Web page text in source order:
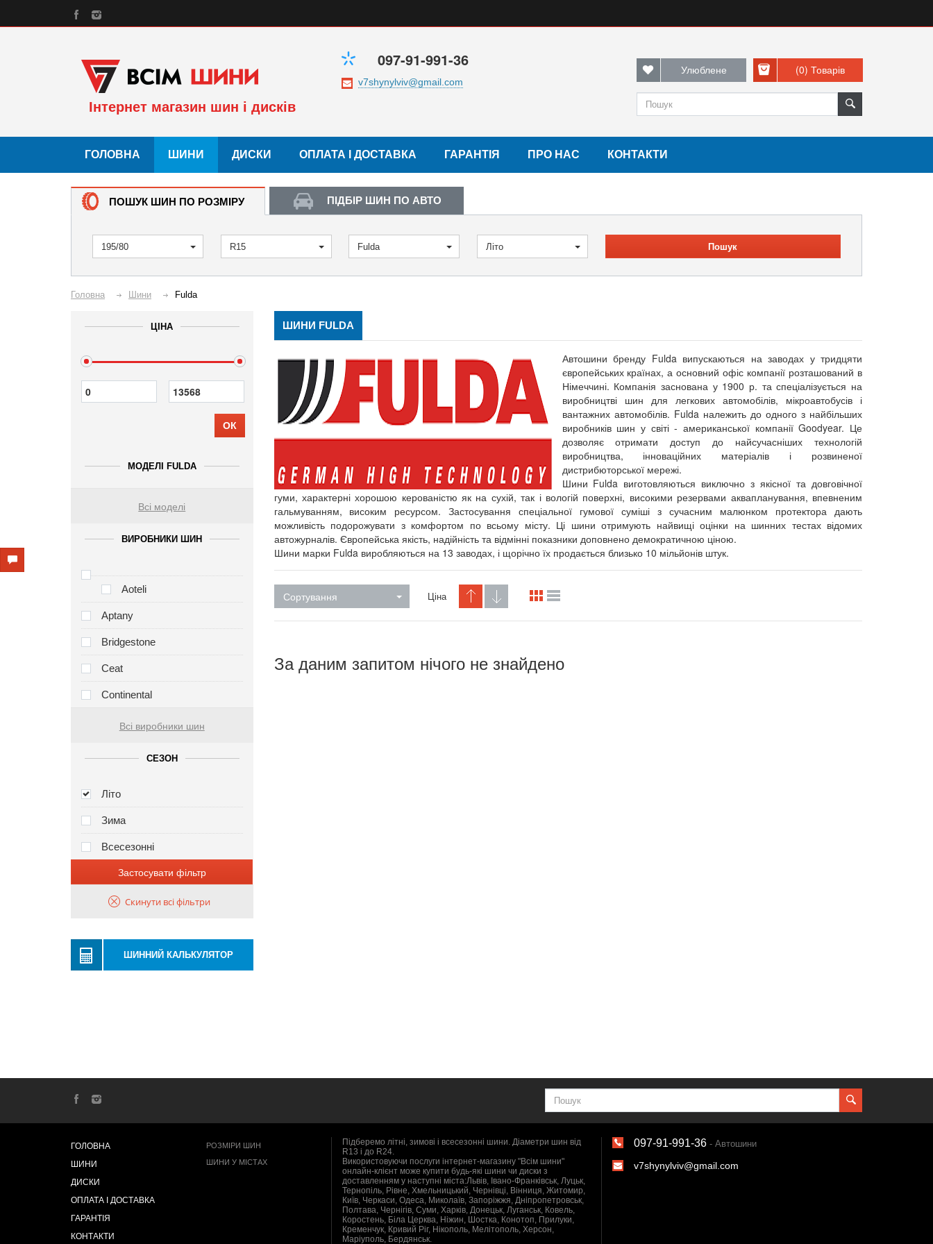
Інтернет магазин шин і дисків
097-91-991-36 Улюблене (0) Товарів
ГОЛОВНА ШИНИ ДИСКИ ОПЛАТА І ДОСТАВКА ГАРАНТІЯ ПРО НАС КОНТАКТИ
ПОШУК ШИН ПО РОЗМІРУ ПІДБІР ШИН ПО АВТО
195/80 R15 Fulda Літо Пошук
Головна Шини Fulda
ЦІНА
ОК
МОДЕЛІ FULDA
Всі моделі
ВИРОБНИКИ ШИН
Aoteli
Aptany
Bridgestone
Ceat
Continental
Всі виробники шин
СЕЗОН
Літо
Зима
Всесезонні
Застосувати фільтр
Скинути всі фільтри
ШИННИЙ КАЛЬКУЛЯТОР
ШИНИ FULDA
Автошини бренду Fulda випускаються на заводах у тридцяти
європейських країнах, а основний офіс компанії розташований в
Німеччині. Компанія заснована у 1900 р. та спеціалізується на
виробництві шин для легкових автомобілів, мікроавтобусів і
вантажних автомобілів. Fulda належить до одного з найбільших
виробників шин у світі - американської компанії Goodyear. Це
дозволяє отримати доступ до найсучасніших технологій
виробництва, інноваційних матеріалів і розвиненої
дистрибюторської мережі.
Шини Fulda виготовляються виключно з якісної та довговічної
гуми, характерні хорошою керованістю як на сухій, так і вологій поверхні, високими резервами аквапланування, впевненим
гальмуванням, високим ресурсом. Застосування спеціальної гумової суміші з сучасним малюнком протектора дають
можливість подорожувати з комфортом по всьому місту. Ці шини отримують найвищі оцінки на шинних тестах відомих
автожурналів. Європейська якість, надійність та відмінні показники доповнено демократичною ціною.
Шини марки Fulda виробляються на 13 заводах, і щорічно їх продається близько 10 мільйонів штук.
Сортування Ціна
За даним запитом нічого не знайдено
ГОЛОВНА
ШИНИ
ДИСКИ
ОПЛАТА І ДОСТАВКА
ГАРАНТІЯ
КОНТАКТИ
РОЗМІРИ ШИН
ШИНИ У МІСТАХ
Підберемо літні, зимові і всесезонні шини. Діаметри шин від
R13 і до R24.
Використовуючи послуги інтернет-магазину "Всім шини"
онлайн-клієнт може купити будь-які шини чи диски з
доставленням у наступні міста:Львів, Івано-Франківськ, Луцьк,
Тернопіль, Рівне, Хмельницький, Чернівці, Вінниця, Житомир,
Київ, Черкаси, Одеса, Миколаїв, Запоріжжя, Дніпропетровськ,
Полтава, Чернігів, Суми, Харків, Донецьк, Луганськ, Ковель,
Коростень, Біла Церква, Ніжин, Шостка, Конотоп, Прилуки,
Кременчук, Кривий Ріг, Нікополь, Мелітополь, Херсон,
Маріуполь, Бердянськ.
097-91-991-36 - Автошини